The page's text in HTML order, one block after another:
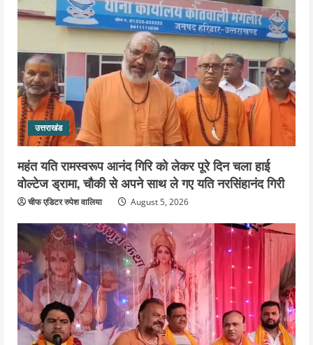
उत्तराखंड
कांवड़ मेले के बाद रफ्तार पकड़ेगा कुंभ-2027 का
महाअभियान, पांच नए पुलों की गुणवत्ता जांच
करेगा IIT रुड़की, मेलाधिकारी सोनिका ने की
तैयारियों की समीक्षा
August 5, 2026
5
उत्तराखंड
जिला कारागार में गंगा कथा का आयोजन, तीसरे
दिन कथाव्यास ने कराया भीष्म जन्म से जुड़े
विभिन्न प्रसंगों का श्रवण
August 4, 2026
उत्तराखंड
महंत यति रामस्वरूप आनंद गिरि को लेकर पूरे दिन चला हाई
वोल्टेज ड्रामा, चौकी से अपने साथ ले गए यति नरसिंहानंद गिरी
चीफ एडिटर रुपेश वालिया August 5, 2026